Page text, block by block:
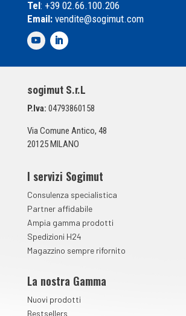
l
e
d
u
n
a
*
Tel: +39 02.66.100.206
Email:vendite@sogimut.com
sogimut S.r.L
P.Iva: 04793860158
Via Comune Antico, 48
20125 MILANO
I servizi Sogimut
Consulenza specialistica
Partner affidabile
Ampia gamma prodotti
Spedizioni H24
Magazzino sempre rifornito
La nostra Gamma
Nuovi prodotti
Bestsellers